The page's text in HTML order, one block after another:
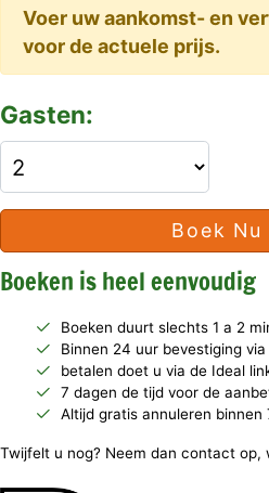
Voer uw aankomst- en
voor de actuele prijs.
Gasten:
Boek Nu
Boeken is heel eenvoudig
Boeken duurt slechts 1 a 2
Binnen 24 uur bevestiging
betalen doet u via de Ideal
7 dagen de tijd voor de
Altijd gratis annuleren binnen
Twijfelt u nog? Neem dan contact op,